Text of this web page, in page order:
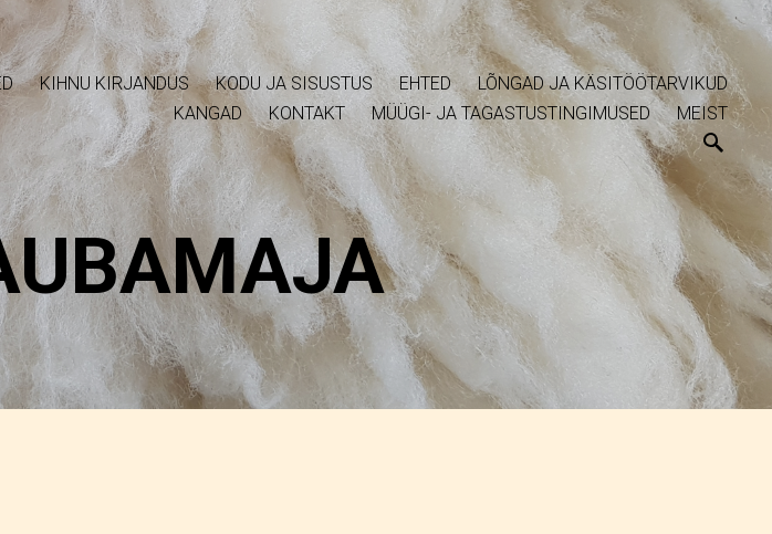
KIHNU KIRJANDUS KODU JA SISUSTUS EHTED
LÕNGAD JA KÄSITÖÖTARVIKUD
KANGAD
KONTAKT MÜÜGI- JA TAGASTUSTINGIMUSED MEIST